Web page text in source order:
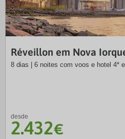
Réveillon em Nova
8 dias | 6 noites com voos e hotel 4*
desde
2.432€